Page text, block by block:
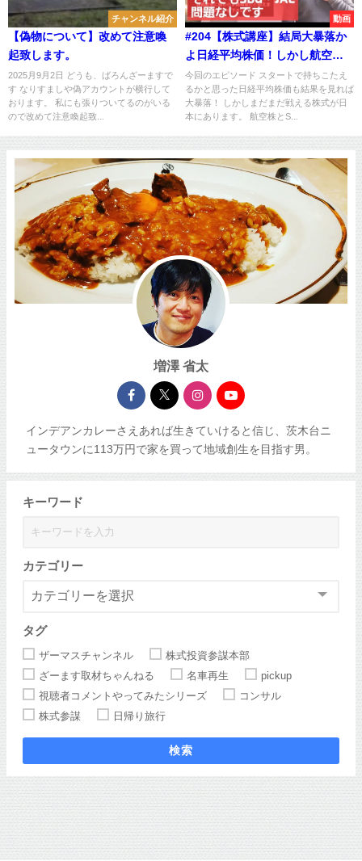
チャンネル紹介
【偽物について】改めて注意喚
起致します。
2025月9月2日 どうも、ばろんざーますで
す なりすましや偽アカウントが横行して
おります。 私にも張りついてるのがいる
ので改めて注意喚起致...
動画
#204【株式講座】結局大暴落か
よ日経平均株価！しかし航空株
は健闘！！SBG株もよく耐え
た！！
今回のエピソード スタートで持ちこたえ
るかと思った日経平均株価も結果を見れば
大暴落！ しかしまだまだ戦える株式が日
本にあります。 航空株とS...
増澤 省太
インデアンカレーさえあれば生きていけると信じ、茨木台ニ
ュータウンに113万円で家を買って地域創生を目指す男。
キーワード
カテゴリー
タグ
ザーマスチャンネル
株式投資参謀本部
ざーます取材ちゃんねる
名車再生
pickup
視聴者コメントやってみたシリーズ
コンサル
株式参謀
日帰り旅行
検索